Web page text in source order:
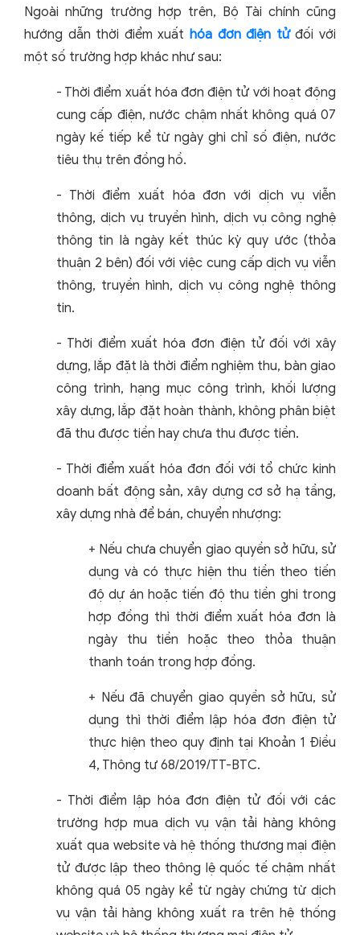
Ngoài những trường hợp trên, Bộ Tài chính cũng
hướng dẫn thời điểm xuất hóa đơn điện tửđối với
một số trường hợp khác như sau:
- Thời điểm xuất hóa đơn điện tử với hoạt động
cung cấp điện, nước chậm nhất không quá 07
ngày kế tiếp kể từ ngày ghi chỉ số điện, nước
tiêu thụ trên đồng hồ.
- Thời điểm xuất hóa đơn với dịch vụ viễn
thông, dịch vụ truyền hình, dịch vụ công nghệ
thông tin là ngày kết thúc kỳ quy ước (thỏa
thuận 2 bên) đối với việc cung cấp dịch vụ viễn
thông, truyền hình, dịch vụ công nghệ thông
tin.
- Thời điểm xuất hóa đơn điện tử đối với xây
dựng, lắp đặt là thời điểm nghiệm thu, bàn giao
công trình, hạng mục công trình, khối lượng
xây dựng, lắp đặt hoàn thành, không phân biệt
đã thu được tiền hay chưa thu được tiền.
- Thời điểm xuất hóa đơn đối với tổ chức kinh
doanh bất động sản, xây dựng cơ sở hạ tầng,
xây dựng nhà để bán, chuyển nhượng:
+ Nếu chưa chuyển giao quyền sở hữu, sử
dụng và có thực hiện thu tiền theo tiến
độ dự án hoặc tiến độ thu tiền ghi trong
hợp đồng thì thời điểm xuất hóa đơn là
ngày thu tiền hoặc theo thỏa thuận
thanh toán trong hợp đồng.
+ Nếu đã chuyển giao quyền sở hữu, sử
dụng thì thời điểm lập hóa đơn điện tử
thực hiện theo quy định tại Khoản 1 Điều
4, Thông tư 68/2019/TT-BTC.
- Thời điểm lập hóa đơn điện tử đối với các
trường hợp mua dịch vụ vận tải hàng không
xuất qua website và hệ thống thương mại điện
tử được lập theo thông lệ quốc tế chậm nhất
không quá 05 ngày kể từ ngày chứng từ dịch
vụ vận tải hàng không xuất ra trên hệ thống